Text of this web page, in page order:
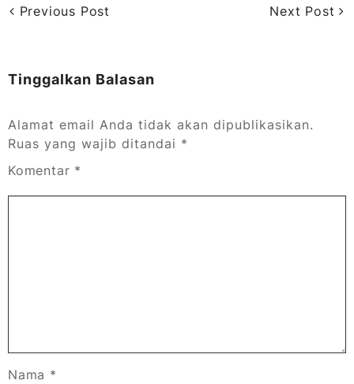
Previous Post Next Post
Tinggalkan Balasan
Alamat email Anda tidak akan dipublikasikan.
Ruas yang wajib ditandai *
Komentar *
Nama *